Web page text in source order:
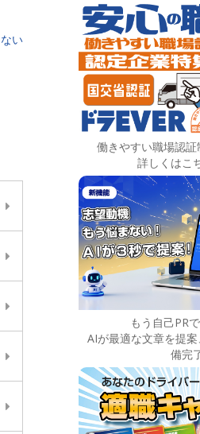
い
働きやすい職場認
詳しくはこ
もう自己PR
AIが最適な文章を提
備完